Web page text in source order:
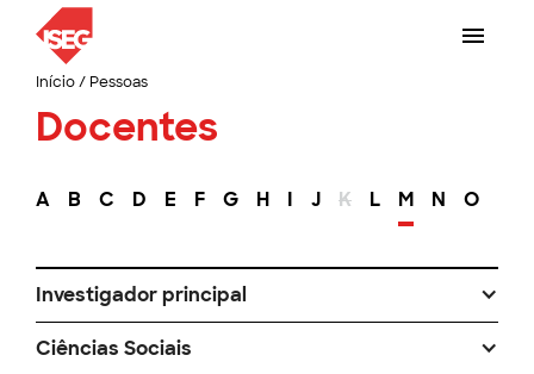
Início/ Pessoas
Docentes
A B C D E F G H I J K L M N O
Investigador principal
Ciências Sociais